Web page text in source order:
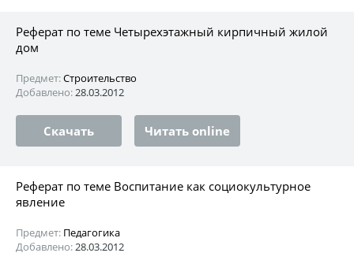
Реферат по теме Четырехэтажный кирпичный жилой
дом
Предмет:Строительство
Добавлено:28.03.2012
Скачать Читать online
Реферат по теме Воспитание как социокультурное
явление
Предмет: Педагогика
Добавлено:28.03.2012